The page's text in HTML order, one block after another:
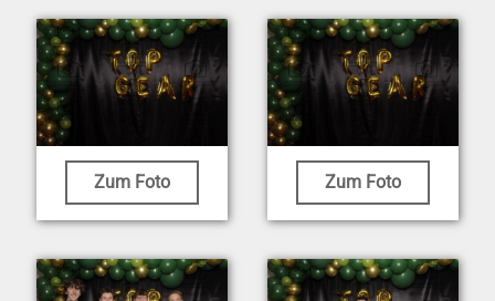
Zum Foto Zum Foto